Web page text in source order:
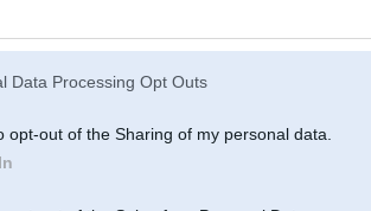
Data Processing Opt Outs
opt-out of the Sharing of my personal data.